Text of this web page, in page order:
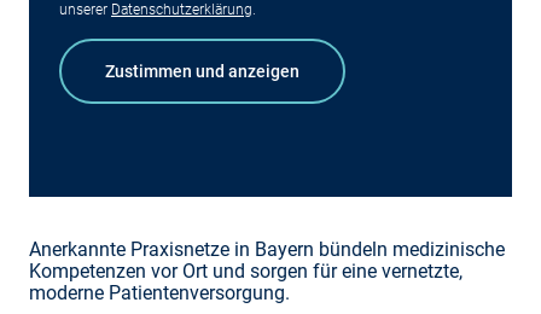
unserer Datenschutzerklärung.
Zustimmen und anzeigen
Anerkannte Praxisnetze in Bayern bündeln medizinische
Kompetenzen vor Ort und sorgen für eine vernetzte,
moderne Patientenversorgung.